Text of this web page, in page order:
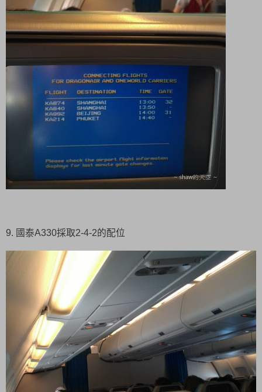
9. 國泰A330採取2-4-2的配位